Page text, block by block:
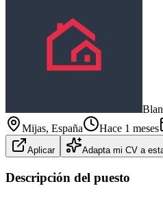
Mijas, España Hace 1 meses
Aplicar Adapta mi CV a
Descripción del puesto